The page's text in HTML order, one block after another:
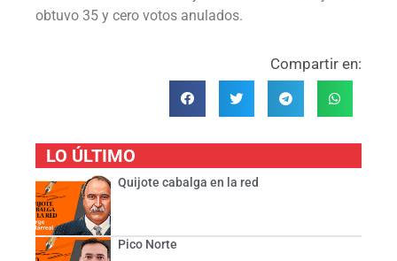
obtuvo 35 y cero votos anulados.
Compartir en:
LO ÚLTIMO
Quijote cabalga en la red
Pico Norte